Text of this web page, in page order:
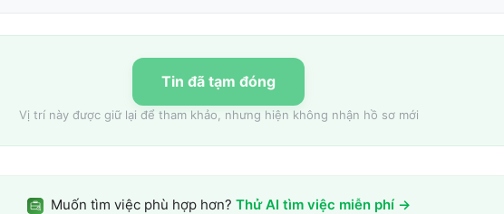
Tin đã tạm đóng
Vị trí này được giữ lại để tham khảo, nhưng hiện không nhận hồ sơ mới
Muốn tìm việc phù hợp hơn? Thử AI tìm việc miễn phí →